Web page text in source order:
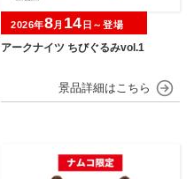
アークナイツ ちびぐるみvol.1
2026年8月 14 日～登場